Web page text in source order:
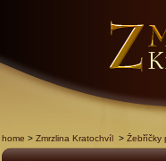
home > Zmrzlina Kratochvíl> Žebříčky